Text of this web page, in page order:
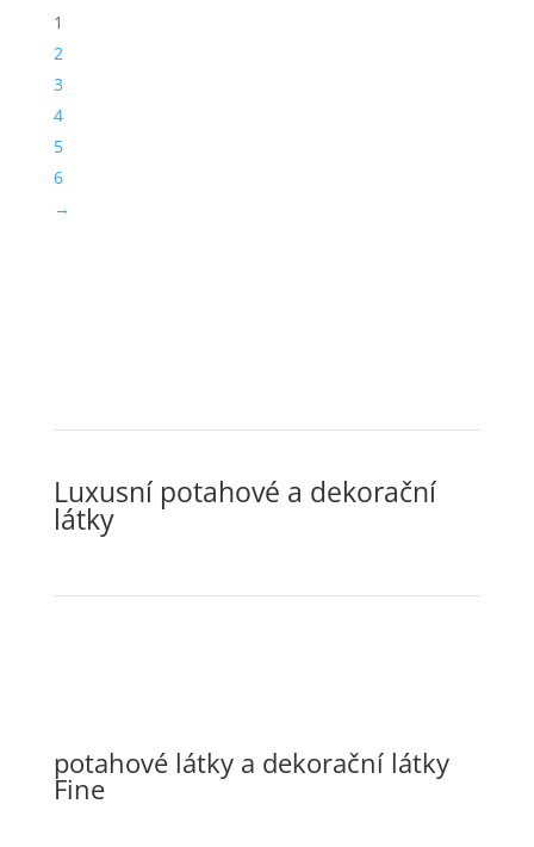
1
2
3
4
5
6
→
Luxusní potahové a dekorační
látky
potahové látky a dekorační látky
Fine